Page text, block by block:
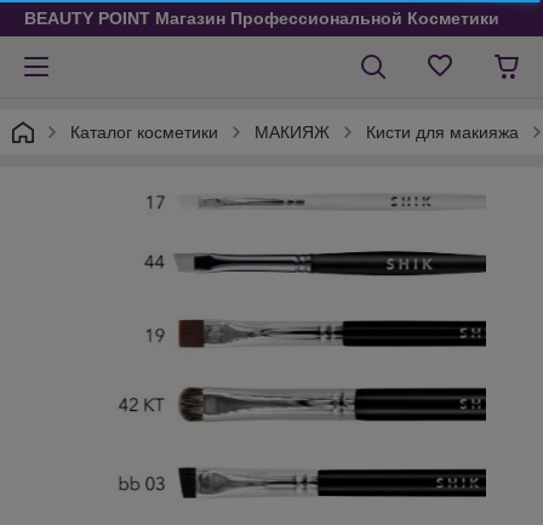
BEAUTY POINT Магазин Профессиональной Косметики
Каталог косметики МАКИЯЖ Кисти для макияжа